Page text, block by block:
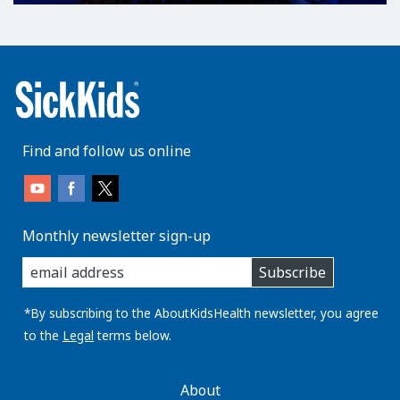
Find and follow us online
Monthly newsletter sign-up
enter
you
email
address:
Subscribe
*By subscribing to the AboutKidsHealth newsletter, you agree
to the Legal terms below.
AboutKidsHealthAbout